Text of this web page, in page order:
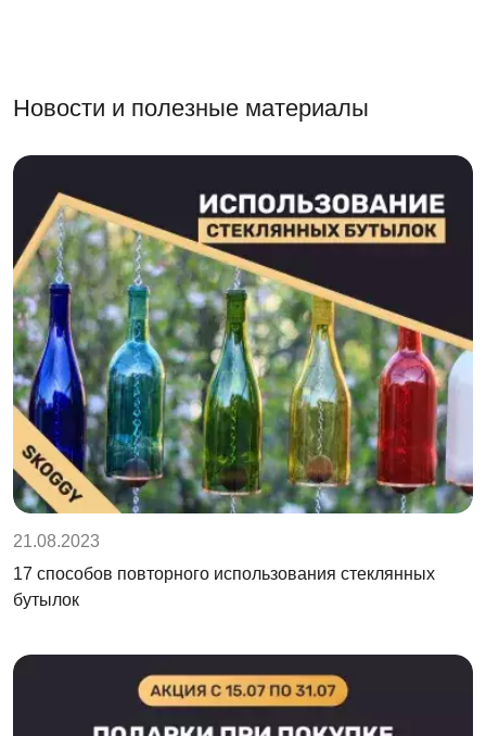
Новости и полезные материалы
21.08.2023
17 способов повторного использования стеклянных
бутылок